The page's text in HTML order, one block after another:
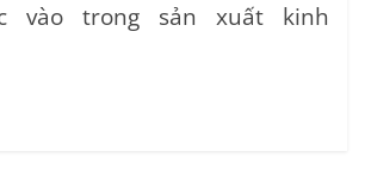
vào trong sản xuất kinh